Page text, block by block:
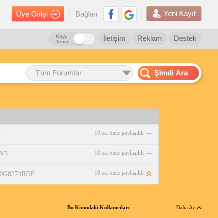
Üye Girişi Bağlan Yeni Kayıt
Destek
Reklam
İletişim
Koyu
Tema
Tüm Forumlar Şimdi Ara
10 sa. önce paylaşıldı
10 sa. önce paylaşıldı
10 sa. önce paylaşıldı
Bu Konudaki Kullanıcılar: Daha Az